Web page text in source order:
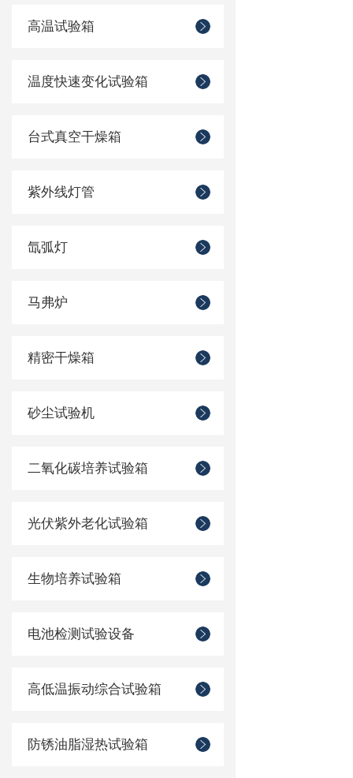
高温试验箱
温度快速变化试验箱
台式真空干燥箱
紫外线灯管
氙弧灯
马弗炉
精密干燥箱
砂尘试验机
二氧化碳培养试验箱
光伏紫外老化试验箱
生物培养试验箱
电池检测试验设备
高低温振动综合试验箱
防锈油脂湿热试验箱